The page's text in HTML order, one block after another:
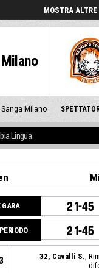
MOSTRA
Milano
GARA 21-45
21-45
32, Cavalli S.,